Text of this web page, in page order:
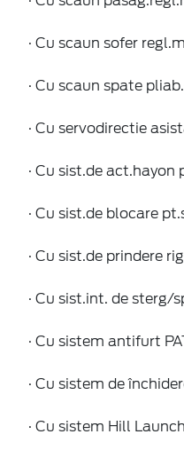
· Cu scaun sofer
· Cu scaun spate
· Cu servodirectie
· Cu sist.de act.hayon
· Cu sist.de blocare
· Cu sist.de prindere
· Cu sist.int. de sterg/
· Cu sistem antifurt
· Cu sistem de
· Cu sistem Hill